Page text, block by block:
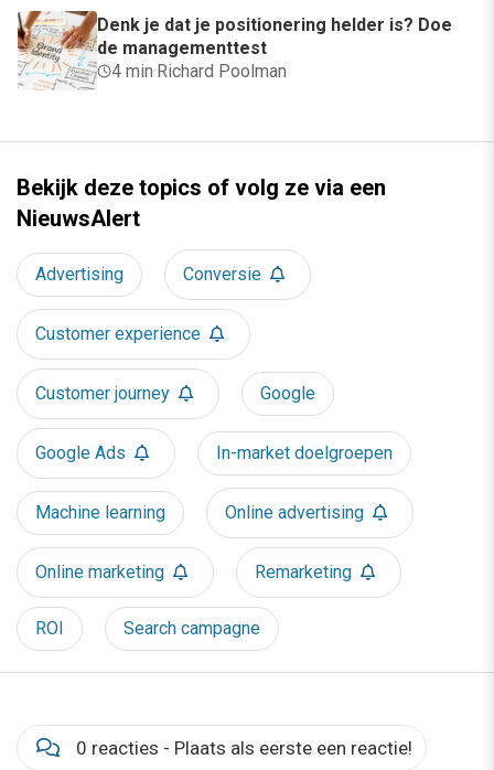
Denk je dat je positionering helder is? Doe
de managementtest
4 min·Richard Poolman
Bekijk deze topics of volg ze via een
NieuwsAlert
Advertising Conversie
Customer experience
Customer journey Google
Google Ads In-market doelgroepen
Machine learning Online advertising
Online marketing Remarketing
ROI Search campagne
0 reacties - Plaats als eerste een reactie!